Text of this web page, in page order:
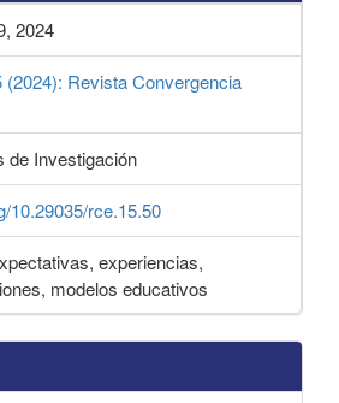
2024
(2024): Revista Convergencia
de Investigación
10.29035/rce.15.50
experiencias,
modelos educativos